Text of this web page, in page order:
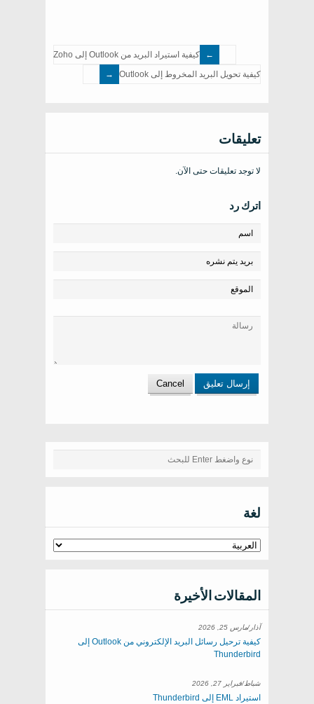
كيفية استيراد البريد من Outlook إلى Zoho
كيفية تحويل البريد المخروط إلى Outlook
تعليقات
لا توجد تعليقات حتى الآن.
اترك رد
لغة
المقالات الأخيرة
آذار/مارس 25, 2026
كيفية ترحيل رسائل البريد الإلكتروني من Outlook إلى
Thunderbird
شباط/فبراير 27, 2026
استيراد EML إلى Thunderbird